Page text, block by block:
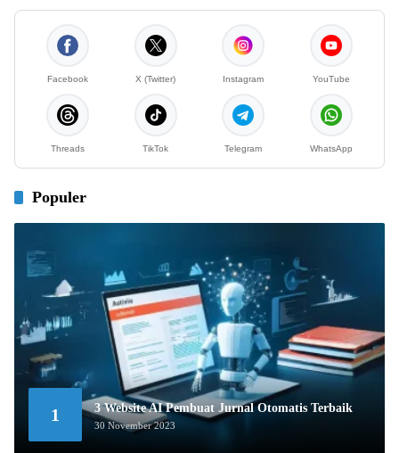
Facebook X (Twitter) Instagram YouTube
Threads TikTok Telegram WhatsApp
Populer
1 3 Website AI Pembuat Jurnal Otomatis Terbaik
30 November 2023